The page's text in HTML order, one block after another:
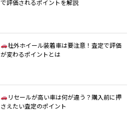
で評価されるポイントを解説
社外ホイール装着車は要注意！査定で評価
が変わるポイントとは
リセールが高い車は何が違う？購入前に押
さえたい査定のポイント